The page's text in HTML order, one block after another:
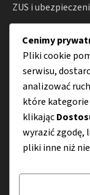
ZUS i
Porady
Menu
O nas
Kontakt
Mapa strony
Cenimy
Pliki cookie
serwisu,
analizować
które kategorie
klikając
wyrazić zgodę,
pliki inne niż